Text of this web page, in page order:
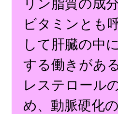
リン脂質の成
ビタミンとも
して肝臓の中
する働きがあ
レステロール
め、動脈硬化